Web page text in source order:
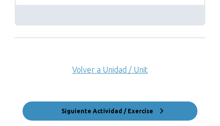
Volver a Unidad / Unit
Siguiente Actividad / Exercise